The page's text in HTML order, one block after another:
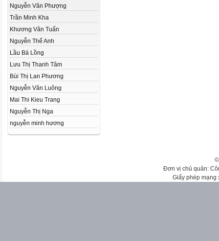
Nguyễn Văn Phượng
Trần Minh Kha
Khương Văn Tuấn
Nguyễn Thế Anh
Lầu Bá Lồng
Lưu Thị Thanh Tâm
Bùi Thị Lan Phương
Nguyễn Văn Luông
Mai Thi Kieu Trang
Nguyễn Thị Nga
nguyễn minh hương
Đơn vị chủ quản:
Giấy phép mạng